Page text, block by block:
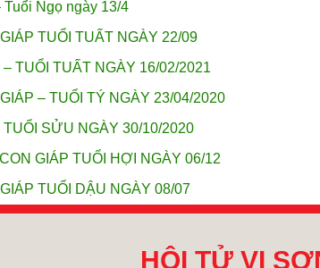
Ngọ ngày 13/4
TUỔI TUẤT NGÀY 22/09
TUỔI TUẤT NGÀY 16/02/2021
– TUỔI TÝ NGÀY 23/04/2020
SỬU NGÀY 30/10/2020
GIÁP TUỔI HỢI NGÀY 06/12
TUỔI DẬU NGÀY 08/07
HỘI TỬ VI